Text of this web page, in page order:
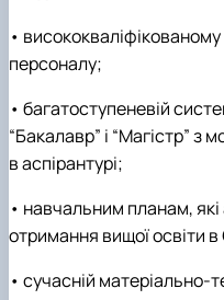
•
персоналу;
• багатоступеневій
“Бакалавр” і “Магістр”
в аспірантурі;
• навчальним планам,
отримання вищої освіти в
• сучасній матеріально-